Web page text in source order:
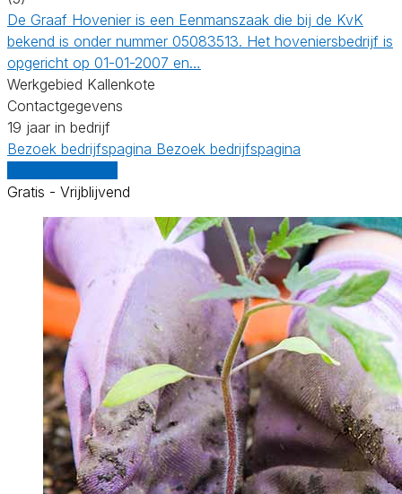
De Graaf Hovenier is een Eenmanszaak die bij de KvK
bekend is onder nummer 05083513. Het hoveniersbedrijf is
opgericht op 01-01-2007 en…
Werkgebied Kallenkote
Contactgegevens
19 jaar in bedrijf
Bezoek bedrijfspagina Bezoek bedrijfspagina
Gratis - Vrijblijvend